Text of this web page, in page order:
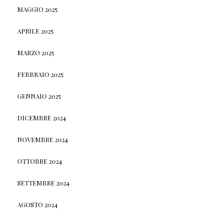
MAGGIO 2025
APRILE 2025
MARZO 2025
FEBBRAIO 2025
GENNAIO 2025
DICEMBRE 2024
NOVEMBRE 2024
OTTOBRE 2024
SETTEMBRE 2024
AGOSTO 2024